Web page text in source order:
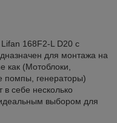
168F2-L D20 с
для монтажа на
как (Мотоблоки,
помпы, генераторы)
в себе несколько
выбором для